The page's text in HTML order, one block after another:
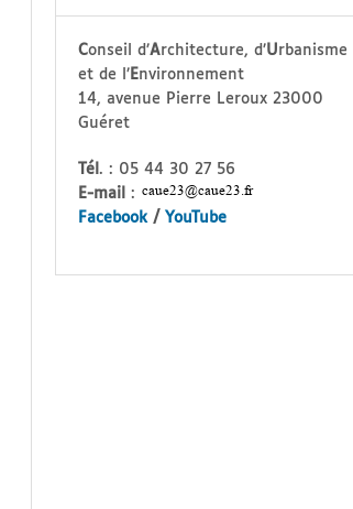
Conseil d’Architecture, d’Urbanisme
et de l’Environnement
14, avenue Pierre Leroux 23000
Guéret
Tél . : 05 44 30 27 56
E-mail
:
Facebook/ YouTube